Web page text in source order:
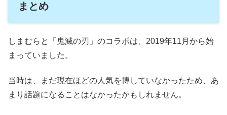
まとめ
しまむらと「鬼滅の刃」のコラボは、2019年11月から始
まっていました。
当時は、まだ現在ほどの人気を博していなかったため、あ
まり話題になることはなかったかもしれません。